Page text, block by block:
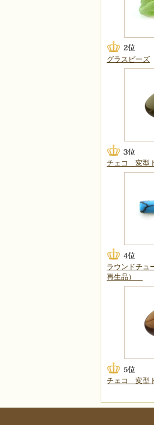
グラスビーズ
チェコ 変型
ラウンドチュ
再生品）
チェコ 変型